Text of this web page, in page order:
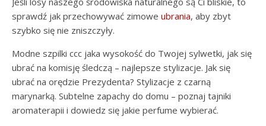
sprawdź jak przechowywać zimowe ubrania, aby zbyt
szybko się nie zniszczyły.
Modne szpilki ccc jaka wysokość do Twojej sylwetki, jak się
ubrać na komisję śledczą – najlepsze stylizacje. Jak się
ubrać na orędzie Prezydenta? Stylizacje z czarną
marynarką. Subtelne zapachy do domu – poznaj tajniki
aromaterapii i dowiedz się jakie perfume wybierać.